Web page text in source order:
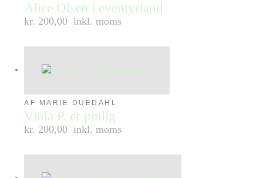
Alice Olsen i eventyrland
kr. 200,00 inkl. moms
AF MARIE DUEDAHL
Viola P. er pinlig
kr. 200,00 inkl. moms